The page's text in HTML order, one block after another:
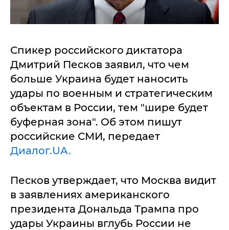
Спикер российского диктатора
Дмитрий Песков заявил, что чем
больше Украина будет наносить
удары по военным и стратегическим
объектам в России, тем "шире будет
буферная зона". Об этом пишут
российские СМИ, передает
Диалог.UA.
Песков утверждает, что Москва видит
в заявлениях американского
президента Дональда Трампа про
удары Украины вглубь России не